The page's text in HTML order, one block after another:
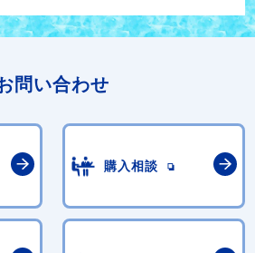
問い合わせ
購入相談